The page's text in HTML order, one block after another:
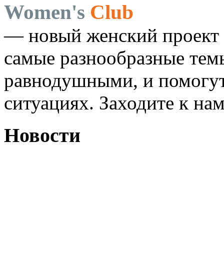
Women's Club
— новый женский проект
самые разнообразные
равнодушными, и
ситуациях. Заходите к
Новости